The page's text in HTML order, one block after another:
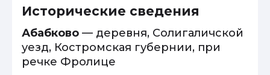
Исторические сведения
Абабково — деревня, Солигаличской
уезд, Костромская губернии, при
речке Фролице